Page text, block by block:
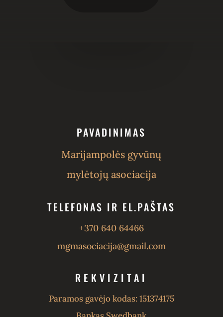
PAVADINIMAS
Marijampolės gyvūnų
mylėtojų asociacija
TELEFONAS IR EL.PAŠTAS
+370 640 64466
mgmasociacija@gmail.com
REKVIZITAI
Paramos gavėjo kodas: 151374175